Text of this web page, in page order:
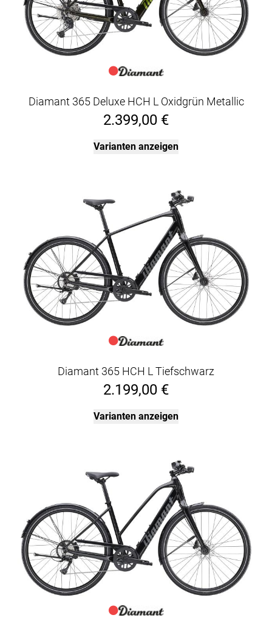
Diamant 365 Deluxe HCH L Oxidgrün Metallic
2.399,00 €
Varianten anzeigen
Diamant 365 HCH L Tiefschwarz
2.199,00 €
Varianten anzeigen